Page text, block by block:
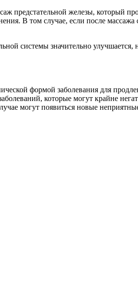
предстательной железы, который
В том случае, если после массажа
системы значительно
формой заболевания для
которые могут крайне
могут появиться новые